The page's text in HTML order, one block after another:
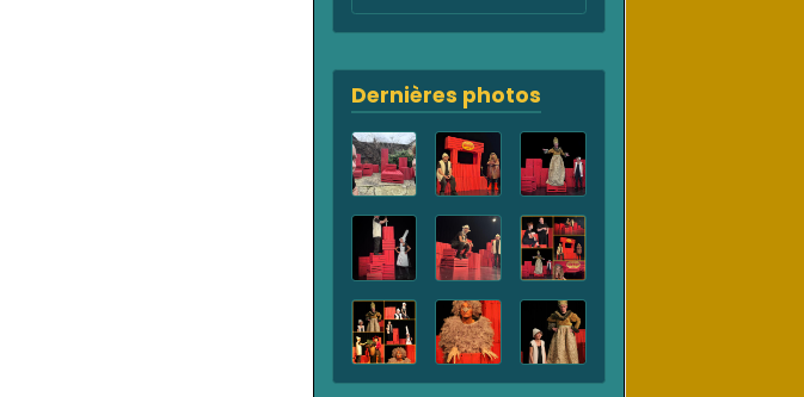
Dernières photos